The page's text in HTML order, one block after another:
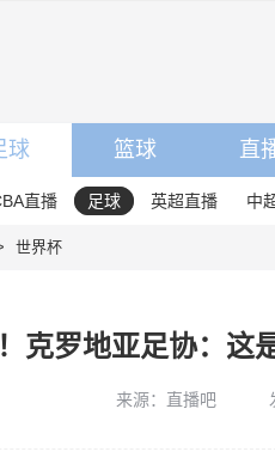
球 篮球 直
直播 足球 英超直播 中
世界杯
克罗地亚足协：这
来源：直播吧